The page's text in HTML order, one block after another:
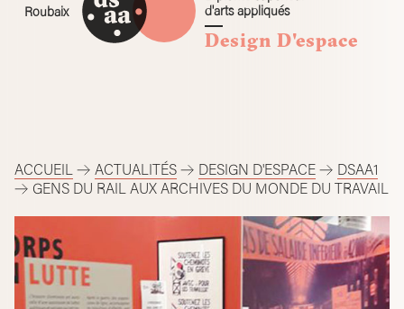
Roubaix
d'arts appliqués
Design D'espace
ACCUEIL ACTUALITÉS DESIGN D'ESPACE
DSAA1
GENS DU RAIL AUX ARCHIVES DU MONDE DU TRAVAIL